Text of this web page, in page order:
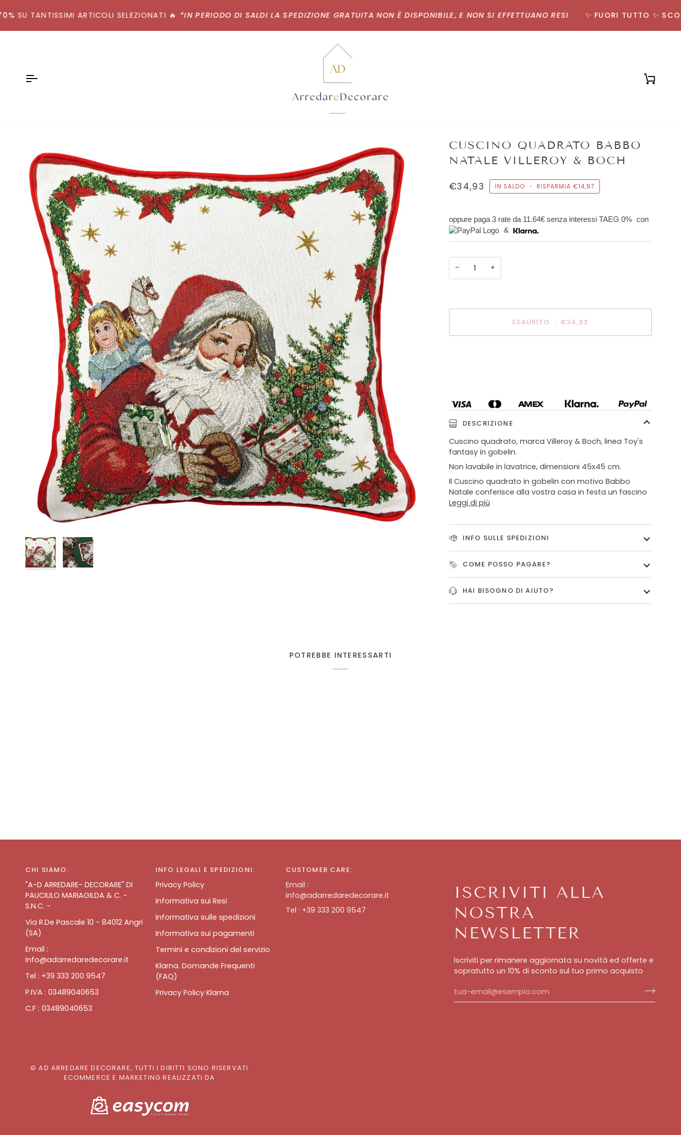
al TANTISSIMI ARTICOLI SELEZIONATI🔥*IN PERIODO DI SALDI LA SPEDIZIONE GRATUITA NON È DISPONIBILE, E NON SI EFFETTUANO RESI ✨ FUORI TUTTO ✨ SCONTI
CUSCINO QUADRATO BABBO
NATALE VILLEROY & BOCH
€34,93 IN SALDO • RISPARMIA €14,97
oppure paga 3 rate da 11.64€senza interessi TAEG 0% con
&
− +
ESAURITO • €34,93
DESCRIZIONE
Cuscino quadrato, marca Villeroy & Boch, linea Toy's
fantasy in gobelin.
Non lavabile in lavatrice, dimensioni 45x45 cm.
Il Cuscino quadrato in gobelin con motivo Babbo
Natale conferisce alla vostra casa in festa un fascino
Leggi di più
INFO SULLE SPEDIZIONI
COME POSSO PAGARE?
HAI BISOGNO DI AIUTO?
POTREBBE INTERESSARTI
ISCRIVITI ALLA
NOSTRA
NEWSLETTER
Iscriviti per rimanere aggiornata su novità ed offerte e
sopratutto un 10% di sconto sul tuo primo acquisto
CHI SIAMO:
"A-D ARREDARE- DECORARE" DI
PAUCIULO MARIAGILDA & C. -
S.N.C. -
Via R.De Pascale 10 - 84012 Angri
(SA)
Email :
info@adarredaredecorare.it
Tel : +39 333 200 9547
P.IVA : 03489040653
C.F : 03489040653
INFO LEGALI E SPEDIZIONI:
Privacy Policy
Informativa sui Resi
Informativa sulle spedizioni
Informativa sui pagamenti
Termini e condizioni del servizio
Klarna. Domande Frequenti
(FAQ)
Privacy Policy Klarna
CUSTOMER CARE:
Email :
info@adarredaredecorare.it
Tel : +39 333 200 9547
© AD ARREDARE DECORARE, TUTTI I DIRITTI SONO RISERVATI
ECOMMERCE E MARKETING REALIZZATI DA